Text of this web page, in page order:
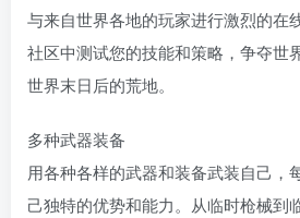
与来自世界各地的玩家进行激烈的在
社区中测试您的技能和策略，争夺世
世界末日后的荒地。
多种武器装备
用各种各样的武器和装备武装自己，
己独特的优势和能力。从临时枪械到